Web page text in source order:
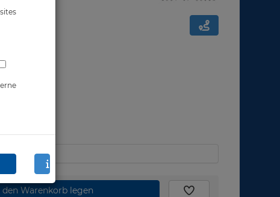
den Warenkorb legen